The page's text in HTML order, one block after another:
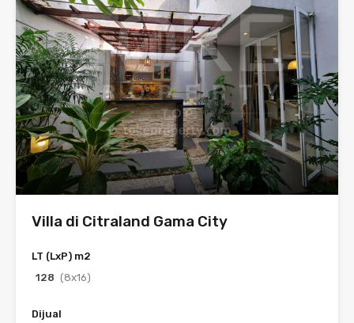
Villa di Citraland Gama City
LT (LxP) m2
128 (8x16)
Dijual